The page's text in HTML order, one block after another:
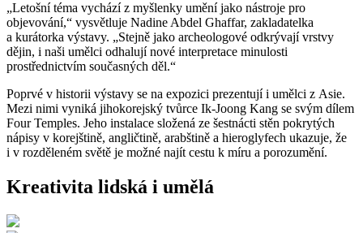
„Letošní téma vychází z myšlenky umění jako nástroje pro
objevování,“ vysvětluje Nadine Abdel Ghaffar, zakladatelka
a kurátorka výstavy. „Stejně jako archeologové odkrývají vrstvy
dějin, i naši umělci odhalují nové interpretace minulosti
prostřednictvím současných děl.“
Poprvé v historii výstavy se na expozici prezentují i umělci z Asie.
Mezi nimi vyniká jihokorejský tvůrce Ik-Joong Kang se svým dílem
Four Temples. Jeho instalace složená ze šestnácti stěn pokrytých
nápisy v korejštině, angličtině, arabštině a hieroglyfech ukazuje, že
i v rozděleném světě je možné najít cestu k míru a porozumění.
Kreativita lidská i umělá